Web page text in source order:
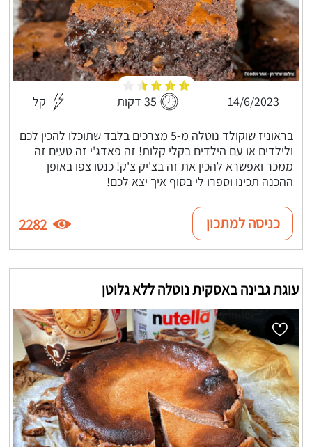
14/6/2023 35 דקות קל
בראוניז שוקולד נוטלה מ-5 מצרכים בלבד שתוכלו להכין לכם
ולילדים או עם הילדים בקלי קלות! זה פאדג'י זה טעים זה
ממכר ואפשרא להכין את זה בצ'יק צ'ק! כנסו צפו באופן
ההכנה תכינו וספרו לי בסוף איך יצא לכם!
כניסה למתכון 2282
עוגת גבינה באסקית נוטלה ללא גלוטן